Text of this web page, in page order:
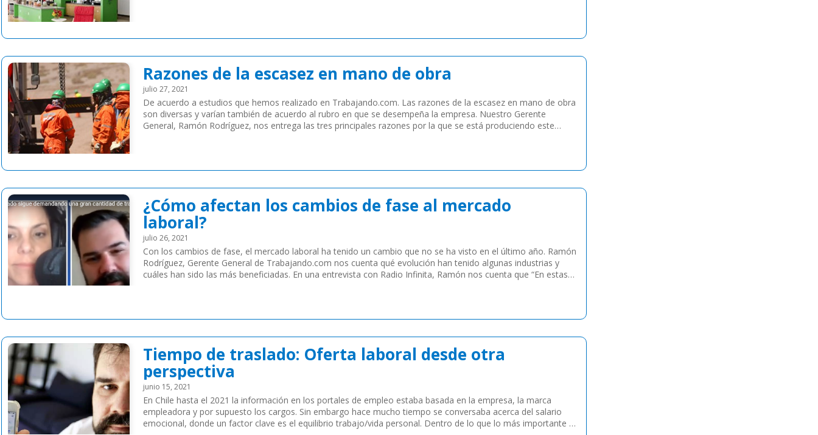
Razones de la escasez en mano de obra
julio 27, 2021
De acuerdo a estudios que hemos realizado en Trabajando.com. Las razones de la escasez en mano de obra
son diversas y varían también de acuerdo al rubro en que se desempeña la empresa. Nuestro Gerente
General, Ramón Rodríguez, nos entrega las tres principales razones por la que se está produciendo este
¿Cómo afectan los cambios de fase al mercado
laboral?
julio 26, 2021
Con los cambios de fase, el mercado laboral ha tenido un cambio que no se ha visto en el último año. Ramón
Rodríguez, Gerente General de Trabajando.com nos cuenta qué evolución han tenido algunas industrias y
cuáles han sido las más beneficiadas. En una entrevista con Radio Infinita, Ramón nos cuenta que “En estas
Tiempo de traslado: Oferta laboral desde otra
perspectiva
junio 15, 2021
En Chile hasta el 2021 la información en los portales de empleo estaba basada en la empresa, la marca
empleadora y por supuesto los cargos. Sin embargo hace mucho tiempo se conversaba acerca del salario
emocional, donde un factor clave es el equilibrio trabajo/vida personal. Dentro de lo que lo más importante es